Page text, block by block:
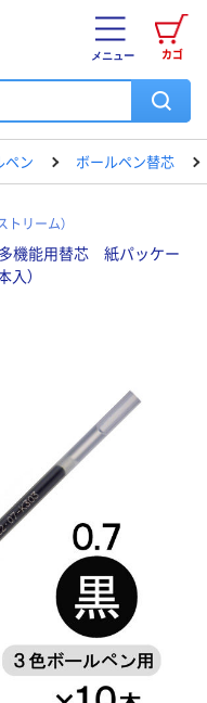
カゴ
メニュー
ペン ボールペン替芯
トリーム）
機能用替芯 紙パッケー
）